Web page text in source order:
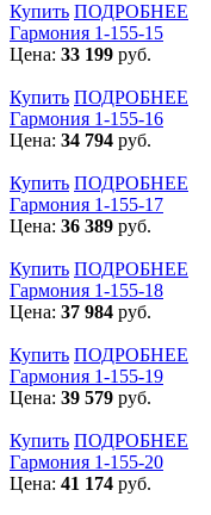
Купить ПОДРОБНЕЕ
Гармония 1-155-15
Цена: 33 199 руб.
Купить ПОДРОБНЕЕ
Гармония 1-155-16
Цена: 34 794 руб.
Купить ПОДРОБНЕЕ
Гармония 1-155-17
Цена: 36 389 руб.
Купить ПОДРОБНЕЕ
Гармония 1-155-18
Цена: 37 984 руб.
Купить ПОДРОБНЕЕ
Гармония 1-155-19
Цена: 39 579 руб.
Купить ПОДРОБНЕЕ
Гармония 1-155-20
Цена: 41 174 руб.